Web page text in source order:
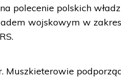
polecenie polskich
wojskowym w
Muszkieterowie